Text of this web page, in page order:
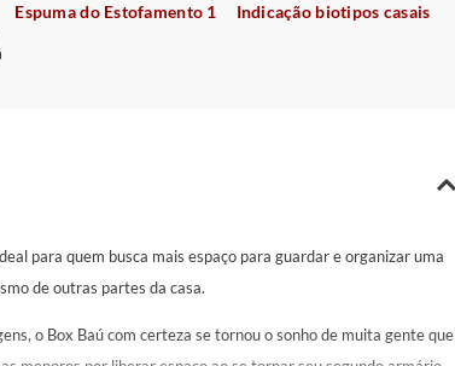
Espuma do Estofamento 1 Indicação biotipos casais
para quem busca mais espaço para guardar e organizar uma
de outras partes da casa.
o Box Baú com certeza se tornou o sonho de muita gente que